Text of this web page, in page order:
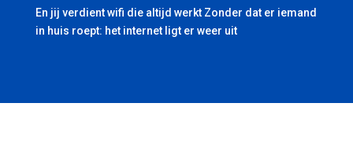
En jij verdient wifi die altijd werkt Zonder dat er iemand
in huis roept: het internet ligt er weer uit